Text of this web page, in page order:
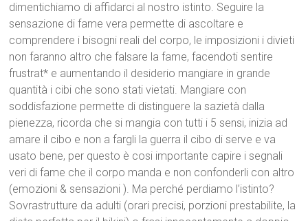
dimentichiamo di affidarci al nostro istinto. Seguire la
sensazione di fame vera permette di ascoltare e
comprendere i bisogni reali del corpo, le imposizioni i divieti
non faranno altro che falsare la fame, facendoti sentire
frustrat* e aumentando il desiderio mangiare in grande
quantità i cibi che sono stati vietati. Mangiare con
soddisfazione permette di distinguere la sazietà dalla
pienezza, ricorda che si mangia con tutti i 5 sensi, inizia ad
amare il cibo e non a fargli la guerra il cibo di serve e va
usato bene, per questo è cosi importante capire i segnali
veri di fame che il corpo manda e non confonderli con altro
(emozioni & sensazioni ). Ma perché perdiamo l’istinto?
Sovrastrutture da adulti (orari precisi, porzioni prestabilite, la